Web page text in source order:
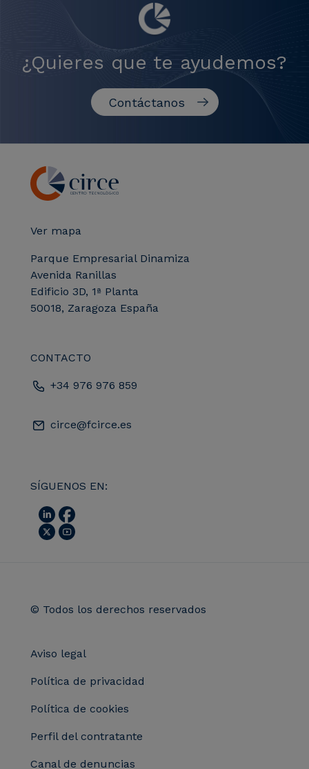
¿Quieres que te ayudemos?
Contáctanos
Ver mapa
Parque Empresarial Dinamiza
Avenida Ranillas
Edificio 3D, 1ª Planta
50018, Zaragoza España
CONTACTO
+34 976 976 859
circe@fcirce.es
SÍGUENOS EN:
© Todos los derechos reservados
Aviso legal
Política de privacidad
Política de cookies
Perfil del contratante
Canal de denuncias